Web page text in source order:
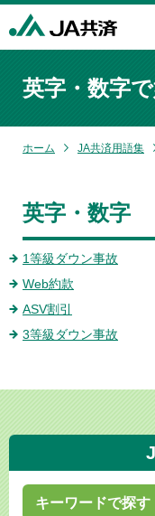
英字・数字
ホーム JA共済用語集
英字・数字
1等級ダウン事故
Web約款
ASV割引
3等級ダウン事故
キーワードで探す